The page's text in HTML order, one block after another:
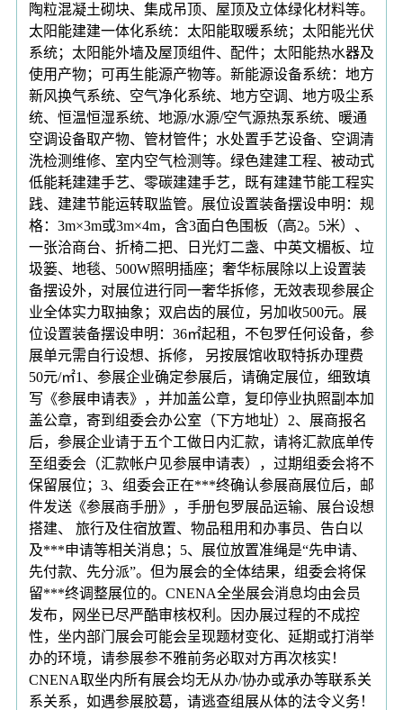
陶粒混凝土砌块、集成吊顶、屋顶及立体绿化材料等。
太阳能建建一体化系统：太阳能取暖系统；太阳能光伏
系统；太阳能外墙及屋顶组件、配件；太阳能热水器及
使用产物；可再生能源产物等。新能源设备系统：地方
新风换气系统、空气净化系统、地方空调、地方吸尘系
统、恒温恒湿系统、地源/水源/空气源热泵系统、暖通
空调设备取产物、管材管件；水处置手艺设备、空调清
洗检测维修、室内空气检测等。绿色建建工程、被动式
低能耗建建手艺、零碳建建手艺，既有建建节能工程实
践、建建节能运转取监管。展位设置装备摆设申明：规
格：3m×3m或3m×4m，含3面白色围板（高2。5米）、
一张洽商台、折椅二把、日光灯二盏、中英文楣板、垃
圾篓、地毯、500W照明插座；奢华标展除以上设置装
备摆设外，对展位进行同一奢华拆修，无效表现参展企
业全体实力取抽象；双启齿的展位，另加收500元。展
位设置装备摆设申明：36㎡起租，不包罗任何设备，参
展单元需自行设想、拆修， 另按展馆收取特拆办理费
50元/㎡1、参展企业确定参展后，请确定展位，细致填
写《参展申请表》，并加盖公章，复印停业执照副本加
盖公章，寄到组委会办公室（下方地址）2、展商报名
后，参展企业请于五个工做日内汇款，请将汇款底单传
至组委会（汇款帐户见参展申请表），过期组委会将不
保留展位；3、组委会正在***终确认参展商展位后，邮
件发送《参展商手册》，手册包罗展品运输、展台设想
搭建、 旅行及住宿放置、物品租用和办事员、告白以
及***申请等相关消息；5、展位放置准绳是“先申请、
先付款、先分派”。但为展会的全体结果，组委会将保
留***终调整展位的。CNENA全坐展会消息均由会员
发布，网坐已尽严酷审核权利。因办展过程的不成控
性，坐内部门展会可能会呈现题材变化、延期或打消举
办的环境，请参展参不雅前务必取对方再次核实！
CNENA取坐内所有展会均无从办/协办或承办等联系关
系关系，如遇参展胶葛，请逃查组展从体的法令义务！